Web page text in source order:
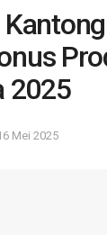
2025
Mei 2025